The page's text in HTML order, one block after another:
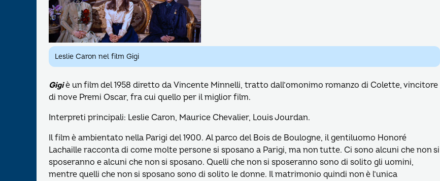
Leslie Caron nel film Gigi
Gigiè un film del 1958 diretto da Vincente Minnelli, tratto dall’omonimo romanzo di Colette, vincitore
di nove Premi Oscar, fra cui quello per il miglior film.
Interpreti principali: Leslie Caron, Maurice Chevalier, Louis Jourdan.
Il film è ambientato nella Parigi del 1900. Al parco del Bois de Boulogne, il gentiluomo Honoré
Lachaille racconta di come molte persone si sposano a Parigi, ma non tutte. Ci sono alcuni che non si
sposeranno e alcuni che non si sposano. Quelli che non si sposeranno sono di solito gli uomini,
mentre quelli che non si sposano sono di solito le donne. Il matrimonio quindi non è l’unica